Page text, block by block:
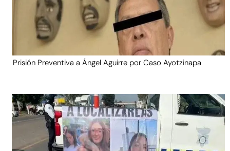
Prisión Preventiva a Ángel Aguirre por Caso Ayotzinapa